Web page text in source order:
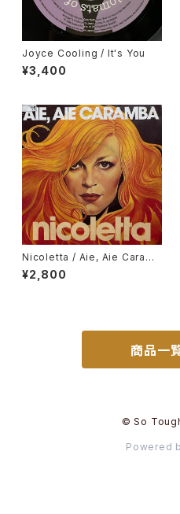
Joyce Cooling / It's You
¥3,400
Nicoletta / Aie, Aie Caramb
a
¥2,800
商品一
© So
Powered